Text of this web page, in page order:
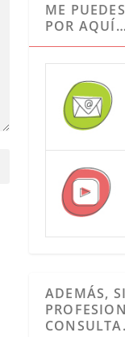
ME
POR AQUÍ…
ADEMÁS,